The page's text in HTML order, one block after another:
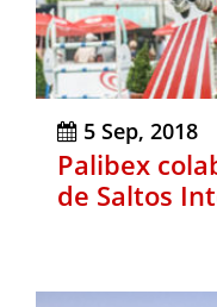
5 Sep, 2018
Palibex
de Saltos